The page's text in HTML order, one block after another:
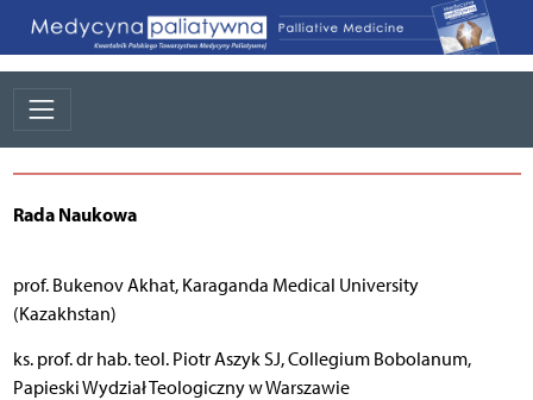
Rada Naukowa
prof. Bukenov Akhat, Karaganda Medical University
(Kazakhstan)
ks. prof. dr hab. teol. Piotr Aszyk SJ, Collegium Bobolanum,
Papieski Wydział Teologiczny w Warszawie